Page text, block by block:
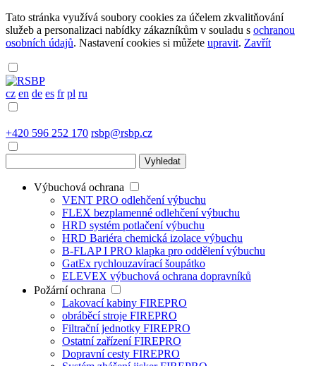
Tato stránka využívá soubory cookies za účelem zkvalitňování
služeb a personalizaci nabídky zákazníkům v souladu s ochranou
osobních údajů. Nastavení cookies si můžete upravit. Zavřít
cz en de es fr pl ru
+420 596 252 170 rsbp@rsbp.cz
Výbuchová ochrana
VENT PRO odlehčení výbuchu
FLEX bezplamenné odlehčení výbuchu
HRD systém potlačení výbuchu
HRD Bariéra chemická izolace výbuchu
B-FLAP I PRO klapka pro oddělení výbuchu
GatEx rychlouzavírací šoupátko
ELEVEX výbuchová ochrana dopravníků
Požární ochrana
Lakovací kabiny FIREPRO
obráběcí stroje FIREPRO
Filtrační jednotky FIREPRO
Ostatní zařízení FIREPRO
Dopravní cesty FIREPRO